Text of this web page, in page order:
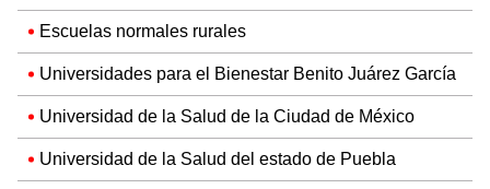
Escuelas normales rurales
Universidades para el Bienestar Benito Juárez García
Universidad de la Salud de la Ciudad de México
Universidad de la Salud del estado de Puebla